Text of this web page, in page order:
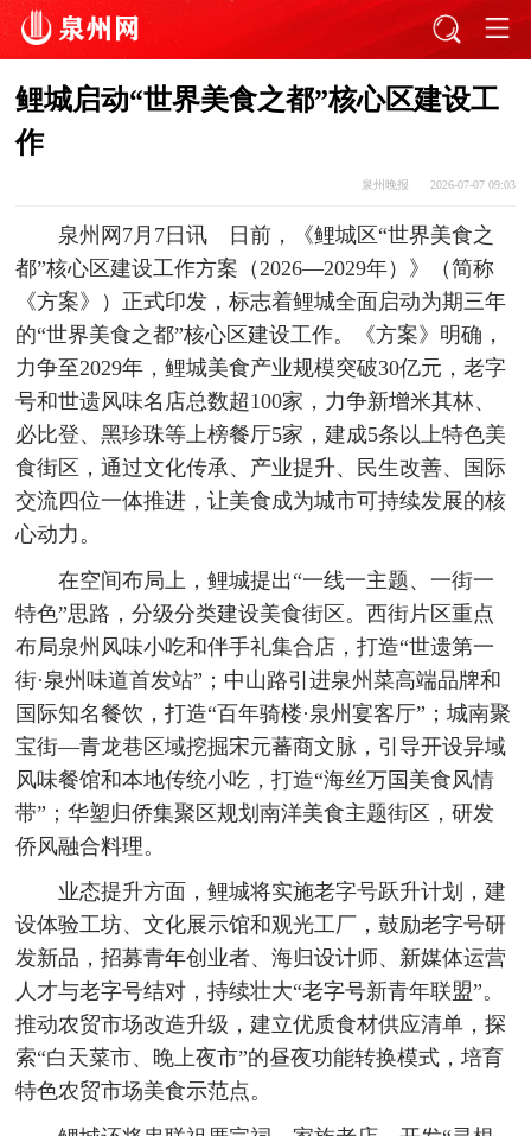
鲤城启动“世界美食之都”核心区建设工
作
泉州晚报 2026-07-07 09:03
泉州网7月7日讯 日前，《鲤城区“世界美食之
都”核心区建设工作方案（2026—2029年）》（简称
《方案》）正式印发，标志着鲤城全面启动为期三年
的“世界美食之都”核心区建设工作。《方案》明确，
力争至2029年，鲤城美食产业规模突破30亿元，老字
号和世遗风味名店总数超100家，力争新增米其林、
必比登、黑珍珠等上榜餐厅5家，建成5条以上特色美
食街区，通过文化传承、产业提升、民生改善、国际
交流四位一体推进，让美食成为城市可持续发展的核
心动力。
在空间布局上，鲤城提出“一线一主题、一街一
特色”思路，分级分类建设美食街区。西街片区重点
布局泉州风味小吃和伴手礼集合店，打造“世遗第一
街·泉州味道首发站”；中山路引进泉州菜高端品牌和
国际知名餐饮，打造“百年骑楼·泉州宴客厅”；城南聚
宝街—青龙巷区域挖掘宋元蕃商文脉，引导开设异域
风味餐馆和本地传统小吃，打造“海丝万国美食风情
带”；华塑归侨集聚区规划南洋美食主题街区，研发
侨风融合料理。
业态提升方面，鲤城将实施老字号跃升计划，建
设体验工坊、文化展示馆和观光工厂，鼓励老字号研
发新品，招募青年创业者、海归设计师、新媒体运营
人才与老字号结对，持续壮大“老字号新青年联盟”。
推动农贸市场改造升级，建立优质食材供应清单，探
索“白天菜市、晚上夜市”的昼夜功能转换模式，培育
特色农贸市场美食示范点。